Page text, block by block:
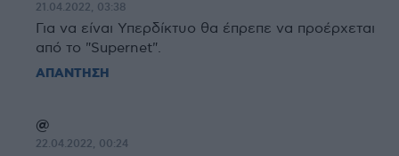
21.04.2022, 03:38
Για να είναι Υπερδίκτυο θα έπρεπε να προέρχεται
από το "Supernet".
ΑΠΑΝΤΗΣΗ
@
22.04.2022, 00:24